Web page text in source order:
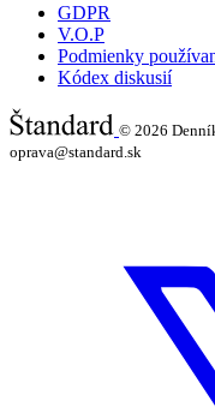
GDPR
V.O.P
Podmienky
Kódex diskusií
© 2026
oprava@standard.sk